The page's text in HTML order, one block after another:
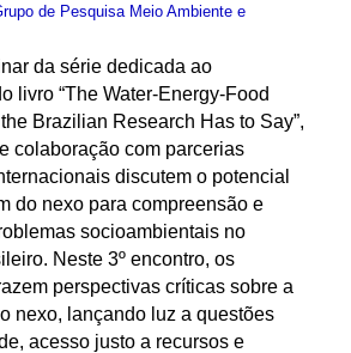
de Pesquisa Meio Ambiente e
da série dedicada ao
livro “The Water-Energy-Food
Brazilian Research Has to Say”,
colaboração com parcerias
discutem o potencial
do nexo para compreensão e
socioambientais no
Neste 3º encontro, os
perspectivas críticas sobre a
nexo, lançando luz a questões
acesso justo a recursos e